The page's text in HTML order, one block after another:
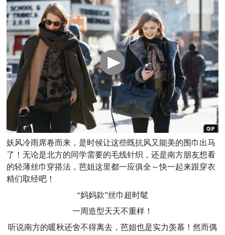
妖风冷雨席卷而来，是时候让这些既抗风又能美的围巾出马
了！无论是北方的同学需要的毛线针织，还是南方朋友想看
的轻薄丝巾穿搭法，芭姐这里都一应俱全～快一起来跟穿衣
精们取经吧！
“妈妈款”丝巾超时髦
一周造型天天不重样！
听说南方的暖秋还舍不得离去，芭姐也是实力羡慕！然而偶